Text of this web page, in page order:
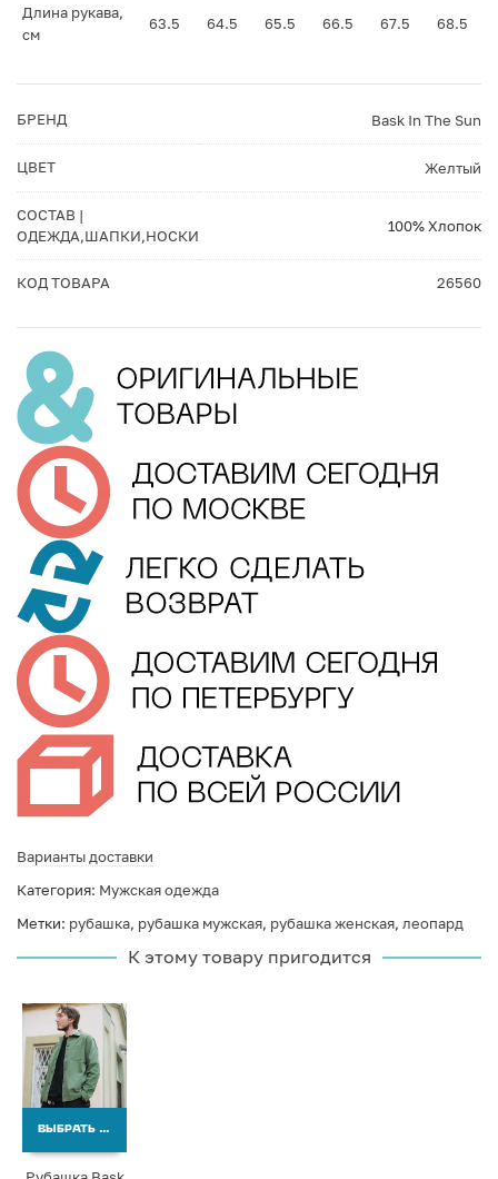
Длина рукава,
см
63.5 64.5 65.5 66.5 67.5 68.5
БРЕНД Bask In The Sun
ЦВЕТ Желтый
СОСТАВ |
ОДЕЖДА,ШАПКИ,НОСКИ
100% Хлопок
КОД ТОВАРА 26560
Варианты доставки
Категория: Мужская одежда
Метки: рубашка, рубашка мужская, рубашка женская, леопард
К этому товару пригодится
ВЫБРАТЬ ВАРИАНТЫ